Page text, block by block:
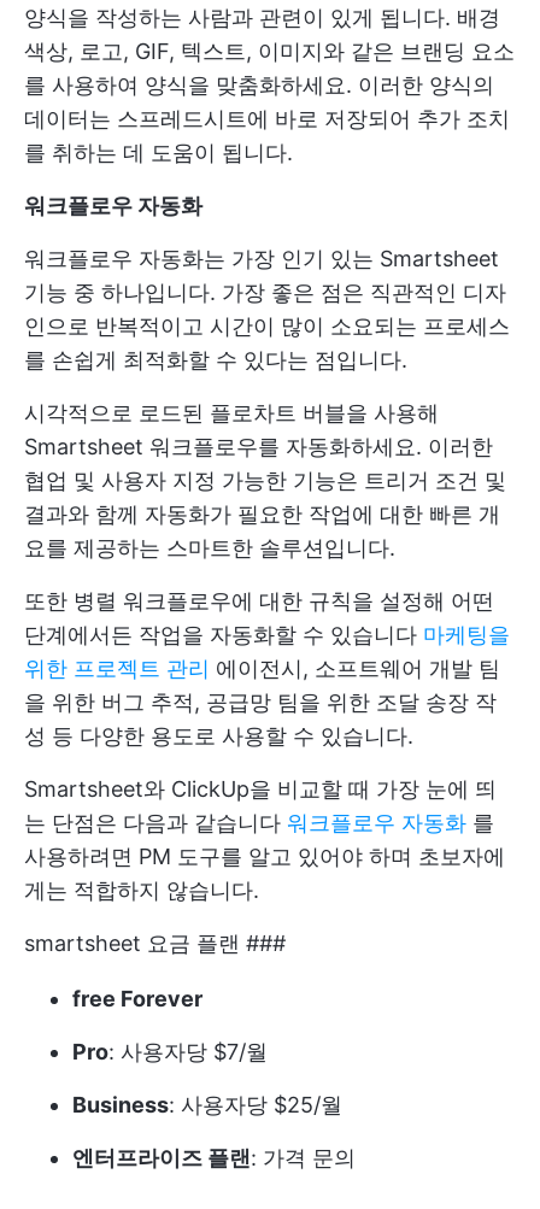
양식을 작성하는 사람과 관련이 있게 됩니다. 배경
색상, 로고, GIF, 텍스트, 이미지와 같은 브랜딩 요소
를 사용하여 양식을 맞춤화하세요. 이러한 양식의
데이터는 스프레드시트에 바로 저장되어 추가 조치
를 취하는 데 도움이 됩니다.
워크플로우 자동화
워크플로우 자동화는 가장 인기 있는 Smartsheet
기능 중 하나입니다. 가장 좋은 점은 직관적인 디자
인으로 반복적이고 시간이 많이 소요되는 프로세스
를 손쉽게 최적화할 수 있다는 점입니다.
시각적으로 로드된 플로차트 버블을 사용해
Smartsheet 워크플로우를 자동화하세요. 이러한
협업 및 사용자 지정 가능한 기능은 트리거 조건 및
결과와 함께 자동화가 필요한 작업에 대한 빠른 개
요를 제공하는 스마트한 솔루션입니다.
또한 병렬 워크플로우에 대한 규칙을 설정해 어떤
단계에서든 작업을 자동화할 수 있습니다 마케팅을
위한 프로젝트 관리 에이전시, 소프트웨어 개발 팀
을 위한 버그 추적, 공급망 팀을 위한 조달 송장 작
성 등 다양한 용도로 사용할 수 있습니다.
Smartsheet와 ClickUp을 비교할 때 가장 눈에 띄
는 단점은 다음과 같습니다 워크플로우 자동화 를
사용하려면 PM 도구를 알고 있어야 하며 초보자에
게는 적합하지 않습니다.
smartsheet 요금 플랜 ###
free Forever
Pro: 사용자당 $7/월
Business: 사용자당 $25/월
엔터프라이즈 플랜 : 가격 문의